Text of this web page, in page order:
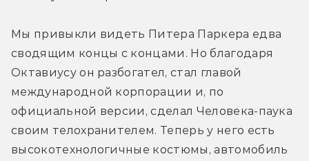
Мы привыкли видеть Питера Паркера едва
сводящим концы с концами. Но благодаря
Октавиусу он разбогател, стал главой
международной корпорации и, по
официальной версии, сделал Человека-паука
своим телохранителем. Теперь у него есть
высокотехнологичные костюмы, автомобиль